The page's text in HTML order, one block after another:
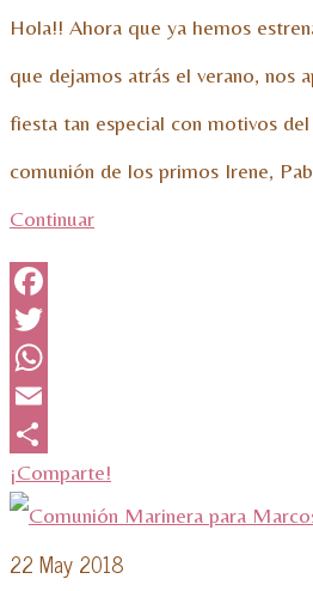
Hola!! Ahora que ya hemos
que dejamos atrás el verano, nos
fiesta tan especial con motivos
comunión de los primos Irene,
Continuar
Facebook
Twitter
WhatsApp
Email
¡Comparte!
22 May 2018